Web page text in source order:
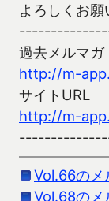
よろしくお願
過去メルマガ
http://m-
サイトURL
http://m-
Vol.66のメ
Vol.68のメ